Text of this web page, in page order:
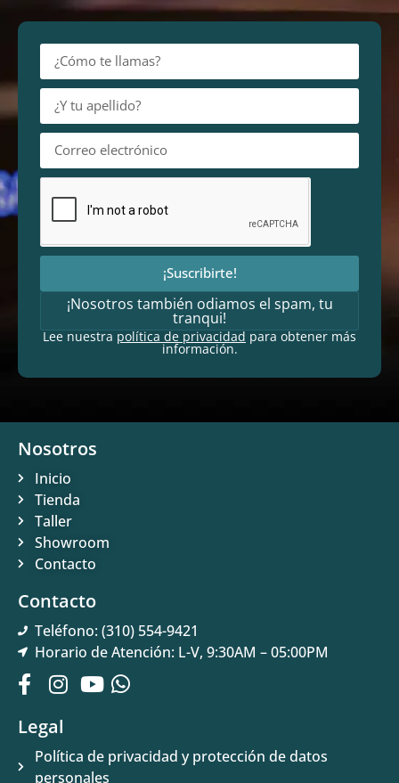
¡Suscribirte!
¡Nosotros también odiamos el spam, tu
tranqui!
Lee nuestrapolítica de privacidadpara obtener más
información.
Nosotros
Inicio
Tienda
Taller
Showroom
Contacto
Contacto
Teléfono: (310) 554-9421
Horario de Atención: L-V, 9:30AM – 05:00PM
Legal
Política de privacidad y protección de datos
personales